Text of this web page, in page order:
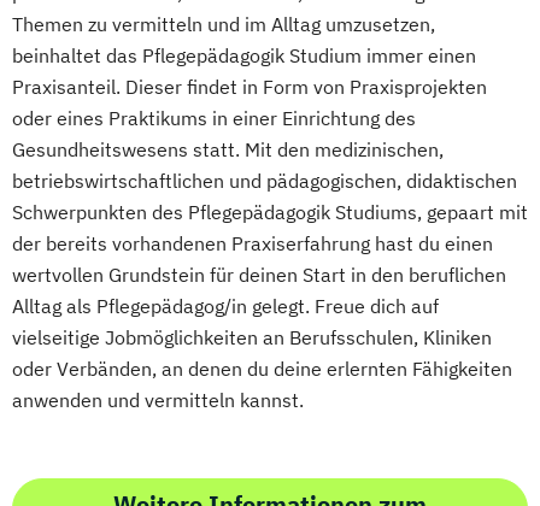
Themen zu vermitteln und im Alltag umzusetzen,
beinhaltet das Pflegepädagogik Studium immer einen
Praxisanteil. Dieser findet in Form von Praxisprojekten
oder eines Praktikums in einer Einrichtung des
Gesundheitswesens statt. Mit den medizinischen,
betriebswirtschaftlichen und pädagogischen, didaktischen
Schwerpunkten des Pflegepädagogik Studiums, gepaart mit
der bereits vorhandenen Praxiserfahrung hast du einen
wertvollen Grundstein für deinen Start in den beruflichen
Alltag als Pflegepädagog/in gelegt. Freue dich auf
vielseitige Jobmöglichkeiten an Berufsschulen, Kliniken
oder Verbänden, an denen du deine erlernten Fähigkeiten
anwenden und vermitteln kannst.